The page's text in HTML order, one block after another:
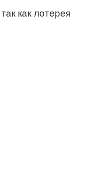
как лотерея